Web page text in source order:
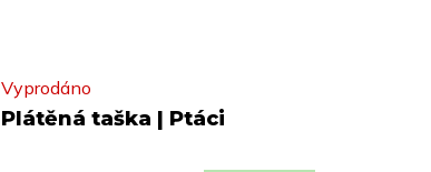
Plátěná taška | Ptáci
Vyprodáno